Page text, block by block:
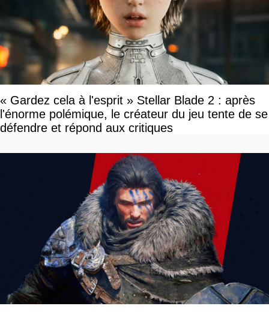
« Gardez cela à l'esprit » Stellar Blade 2 : après
l'énorme polémique, le créateur du jeu tente de se
défendre et répond aux critiques